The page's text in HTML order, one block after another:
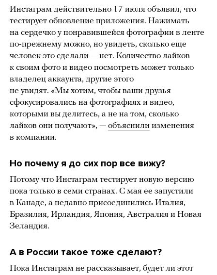
Инстаграм действительно 17 июля объявил, что
тестирует обновление приложения. Нажимать
на сердечко у понравившейся фотографии в ленте
по-прежнему можно, но увидеть, сколько еще
человек это сделали — нет. Количество лайков
к своим фото и видео посмотреть может только
владелец аккаунта, другие этого
не увидят. «Мы хотим, чтобы ваши друзья
сфокусировались на фотографиях и видео,
которыми вы делитесь, а не на том, сколько
лайков они получают», — объяснили изменения
в компании.
Но почему я до сих пор все вижу?
Потому что Инстаграм тестирует новую версию
пока только в семи странах. С мая ее запустили
в Канаде, а недавно присоединились Италия,
Бразилия, Ирландия, Япония, Австралия и Новая
Зеландия.
А в России такое тоже сделают?
Пока Инстаграм не рассказывает, будет ли этот